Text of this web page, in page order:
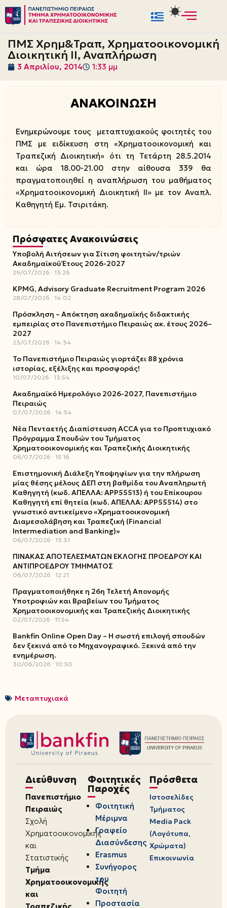
Μεταπηδήστε
στο
περιεχόμενο
ΠΜΣ Χρημ&Τραπ, Χρηματοοικονομική
Διοικητική ΙΙ, Αναπλήρωση
3 Απριλίου, 2014 1:33 μμ
ΑΝΑΚΟΙΝΩΣΗ
Ενημερώνουμε τους μεταπτυχιακούς φοιτητές του
ΠΜΣ με ειδίκευση στη «Χρηματοοικονομική και
Τραπεζική Διοικητική» ότι τη Τετάρτη 28.5.2014
και ώρα 18.00-21.00 στην αίθουσα 339 θα
πραγματοποιηθεί η αναπλήρωση του μαθήματος
«Χρηματοοικονομική Διοικητική ΙΙ» με τον Αναπλ.
Καθηγητή Εμ. Τσιριτάκη.
Πρόσφατες Ανακοινώσεις
Υποβολή Αιτήσεων για Σίτιση φοιτητών/τριών
Ακαδημαϊκού Έτους 2026-2027
29/07/2026 13:26
KPMG, Advisory Graduate Recruitment Program 2026
28/07/2026 14:02
Πρόσκληση – Απόκτηση ακαδημαϊκής διδακτικής
εμπειρίας στο Πανεπιστήμιο Πειραιώς ακ. έτους 2026–
2027
23/07/2026 14:34
Το Πανεπιστήμιο Πειραιώς γιορτάζει 88 χρόνια
ιστορίας, εξέλιξης και προσφοράς!
10/07/2026 13:54
Ακαδημαϊκό Ημερολόγιο 2026-2027, Πανεπιστήμιο
Πειραιώς
07/07/2026 14:54
Νέα Πενταετής Διαπίστευση ACCA για το Προπτυχιακό
Πρόγραμμα Σπουδών του Τμήματος
Χρηματοοικονομικής και Τραπεζικής Διοικητικής
06/07/2026 15:16
Επιστημονική Διάλεξη Υποψηφίων για την πλήρωση
μίας θέσης μέλους ΔΕΠ στη βαθμίδα του Αναπληρωτή
Καθηγητή (κωδ. ΑΠΕΛΛΑ: ΑΡΡ55513) ή του Επίκουρου
Καθηγητή επί θητεία (κωδ. ΑΠΕΛΛΑ: ΑΡΡ55514) στο
γνωστικό αντικείμενο «Χρηματοοικονομική
Διαμεσολάβηση και Τραπεζική (Financial
Intermediation and Banking)»
06/07/2026 13:31
ΠΙΝΑΚΑΣ ΑΠΟΤΕΛΕΣΜΑΤΩΝ ΕΚΛΟΓΗΣ ΠΡΟΕΔΡΟΥ ΚΑΙ
ΑΝΤΙΠΡΟΕΔΡΟΥ ΤΜΗΜΑΤΟΣ
06/07/2026 12:21
Πραγματοποιήθηκε η 26η Τελετή Απονομής
Υποτροφιών και Βραβείων του Τμήματος
Χρηματοοικονομικής και Τραπεζικής Διοικητικής
02/07/2026 11:54
Bankfin Online Open Day – Η σωστή επιλογή σπουδών
δεν ξεκινά από το Μηχανογραφικό. Ξεκινά από την
ενημέρωση.
30/06/2026 10:30
Μεταπτυχιακά
Διεύθυνση
Πανεπιστήμιο
Πειραιώς
Σχολή
Χρηματοοικονομικής
και
Στατιστικής
Τμήμα
Χρηματοοικονομικής
και
Φοιτητικές
Παροχές
Φοιτητική
Μέριμνα
Γραφείο
Διασύνδεσης
Erasmus
Συνήγορος
του
Φοιτητή
Προστασία
Πρόσθετα
Ιστοσελίδες
Τμήματος
Media Pack
(Λογότυπα,
Χρώματα)
Επικοινωνία